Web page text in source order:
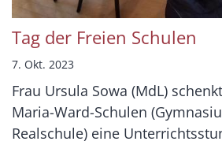
Tag der Freien Schulen
7. Okt. 2023
Frau Ursula Sowa (MdL)
Maria-Ward-Schulen
Realschule) eine